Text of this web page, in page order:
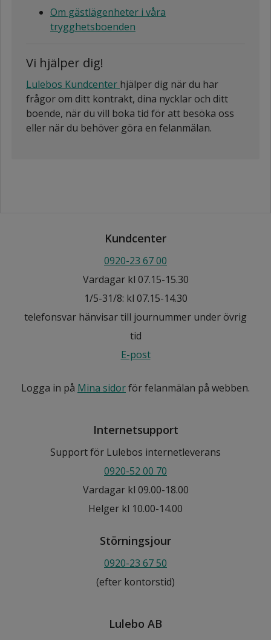
Om gästlägenheter i våra
trygghetsboenden
Vi hjälper dig!
Lulebos Kundcenter hjälper dig när du har
frågor om ditt kontrakt, dina nycklar och ditt
boende, när du vill boka tid för att besöka oss
eller när du behöver göra en felanmälan.
Kundcenter
0920-23 67 00
Vardagar kl 07.15-15.30
1/5-31/8: kl 07.15-14.30
telefonsvar hänvisar till journummer under övrig
tid
E-post
Logga in på Mina sidorför felanmälan på webben.
Internetsupport
Support för Lulebos internetleverans
0920-52 00 70
Vardagar kl 09.00-18.00
Helger kl 10.00-14.00
Störningsjour
0920-23 67 50
(efter kontorstid)
Lulebo AB